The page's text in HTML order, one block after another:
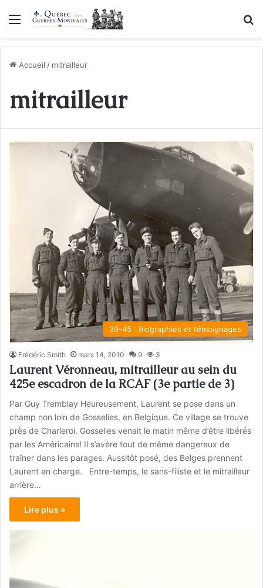
Menu
Accueil / mitrailleur
mitrailleur
39-45 : Biographies et témoignages
Frédéric Smith mars 14, 2010 9 3
Laurent Véronneau, mitrailleur au sein du
425e escadron de la RCAF (3e partie de 3)
Par Guy Tremblay Heureusement, Laurent se pose dans un
champ non loin de Gosselies, en Belgique. Ce village se trouve
près de Charleroi. Gosselies venait le matin même d’être libérés
par les Américains! Il s’avère tout de même dangereux de
traîner dans les parages. Aussitôt posé, des Belges prennent
Laurent en charge. Entre-temps, le sans-filiste et le mitrailleur
arrière…
Lire plus »